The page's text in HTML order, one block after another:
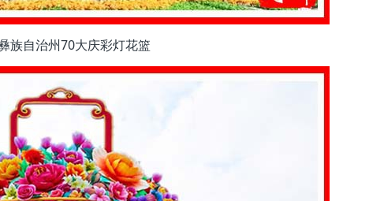
族自治州70大庆彩灯花篮